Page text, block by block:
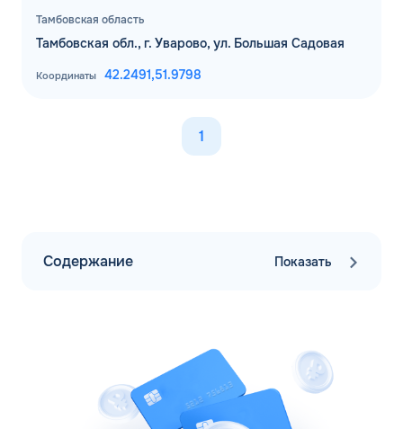
Тамбовская область
Тамбовская обл., г. Уварово, ул. Большая Садовая
Координаты 42.2491,51.9798
1
Содержание Показать